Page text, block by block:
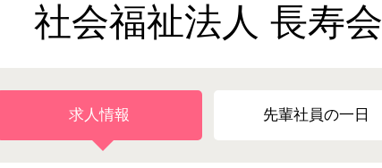
社会福祉法人 長寿会
求人情報 先輩社員の一日